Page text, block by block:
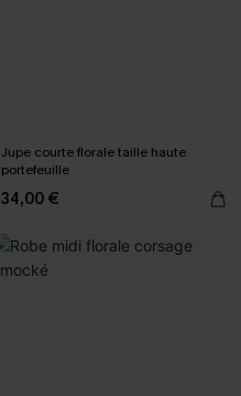
Jupe courte florale taille haute
portefeuille
34,00 €